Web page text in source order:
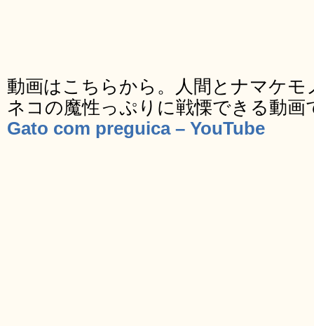
動画はこちらから。人間とナマケ
ネコの魔性っぷりに戦慄できる動画
Gato com preguica – YouTube